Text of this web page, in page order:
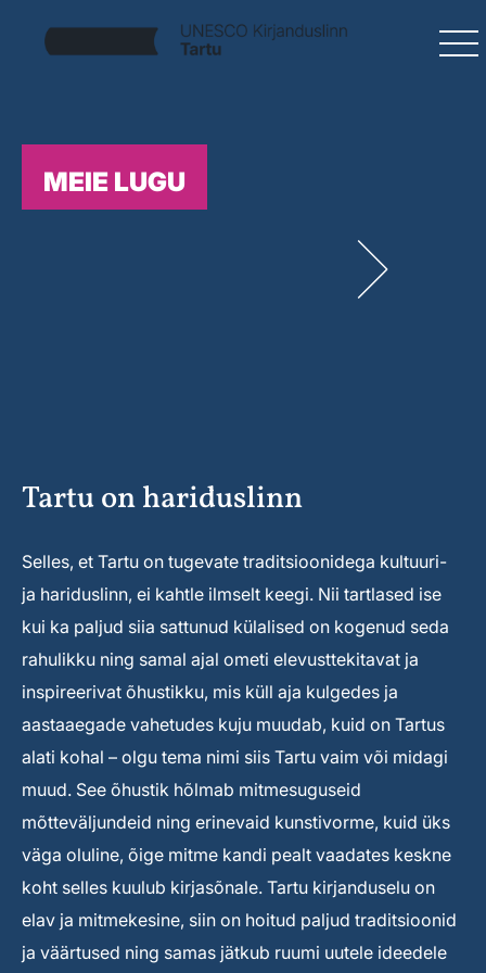
MEIE LUGU
Tartu on hariduslinn
Selles, et Tartu on tugevate traditsioonidega kultuuri-
ja hariduslinn, ei kahtle ilmselt keegi. Nii tartlased ise
kui ka paljud siia sattunud külalised on kogenud seda
rahulikku ning samal ajal ometi elevusttekitavat ja
inspireerivat õhustikku, mis küll aja kulgedes ja
aastaaegade vahetudes kuju muudab, kuid on Tartus
alati kohal – olgu tema nimi siis Tartu vaim või midagi
muud. See õhustik hõlmab mitmesuguseid
mõtteväljundeid ning erinevaid kunstivorme, kuid üks
väga oluline, õige mitme kandi pealt vaadates keskne
koht selles kuulub kirjasõnale. Tartu kirjanduselu on
elav ja mitmekesine, siin on hoitud paljud traditsioonid
ja väärtused ning samas jätkub ruumi uutele ideedele